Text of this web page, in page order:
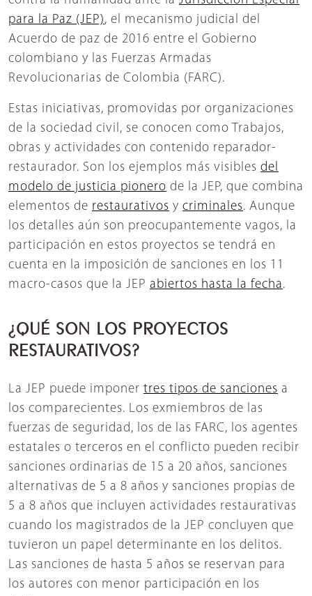
para la Paz (JEP), el mecanismo judicial del
Acuerdo de paz de 2016 entre el Gobierno
colombiano y las Fuerzas Armadas
Revolucionarias de Colombia (FARC).
Estas iniciativas, promovidas por organizaciones
de la sociedad civil, se conocen como Trabajos,
obras y actividades con contenido reparador-
restaurador. Son los ejemplos más visibles del
modelo de justicia pionero de la JEP, que combina
elementos de restaurativos y criminales. Aunque
los detalles aún son preocupantemente vagos, la
participación en estos proyectos se tendrá en
cuenta en la imposición de sanciones en los 11
macro-casos que la JEP abiertos hasta la fecha.
¿QUÉ SON LOS PROYECTOS
RESTAURATIVOS?
La JEP puede imponer tres tipos de sanciones a
los comparecientes. Los exmiembros de las
fuerzas de seguridad, los de las FARC, los agentes
estatales o terceros en el conflicto pueden recibir
sanciones ordinarias de 15 a 20 años, sanciones
alternativas de 5 a 8 años y sanciones propias de
5 a 8 años que incluyen actividades restaurativas
cuando los magistrados de la JEP concluyen que
tuvieron un papel determinante en los delitos.
Las sanciones de hasta 5 años se reservan para
los autores con menor participación en los